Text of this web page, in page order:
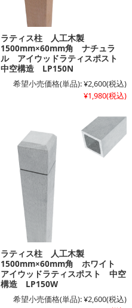
ラティス柱 人工木製
1500mm×60mm角 ナチュラ
ル アイウッドラティスポスト
中空構造 LP150N
希望小売価格(単品):¥2,600(税込)
¥1,980(税込)
ラティス柱 人工木製
1500mm×60mm角 ホワイト
アイウッドラティスポスト 中空
構造 LP150W
希望小売価格(単品):¥2,600(税込)